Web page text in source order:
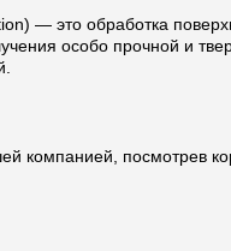
— это обработка
особо прочной и
компанией, посмотрев